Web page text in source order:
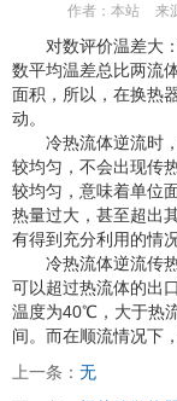
作者： 本站 来
对数评价温差大
数平均温差总比两流
面积，所以，在换热
动。
冷热流体逆流时
较均匀，不会出现传
较均匀，意味着单位
热量过大，甚至超出
有得到充分利用的情况
冷热流体逆流传
可以超过热流体的出
温度为40℃，大于热
间。而在顺流情况下
上一条： 无